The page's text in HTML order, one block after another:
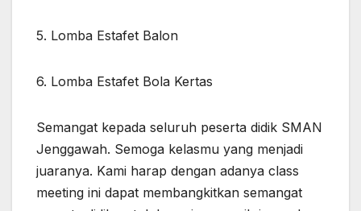
5. Lomba Estafet Balon
6. Lomba Estafet Bola Kertas
Semangat kepada seluruh peserta didik SMAN
Jenggawah. Semoga kelasmu yang menjadi
juaranya. Kami harap dengan adanya class
meeting ini dapat membangkitkan semangat